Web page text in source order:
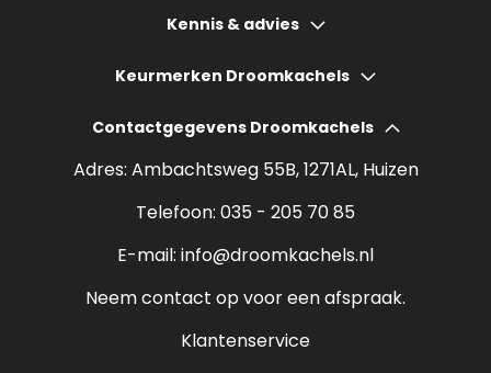
Houtkachels
Bio ethanol haarden
Sfeerhaarden
Open haard
Kennis & advies
Hoeveel bespaart een houtkachel?
Keurmerken Droomkachels
Contactgegevens Droomkachels
Adres: Ambachtsweg 55B, 1271AL, Huizen
Telefoon: 035 - 205 70 85
E-mail: info@droomkachels.nl
Neem contact op voor een afspraak.
Klantenservice